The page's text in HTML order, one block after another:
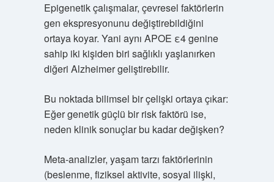
Epigenetik çalışmalar, çevresel faktörlerin
gen ekspresyonunu değiştirebildiğini
ortaya koyar. Yani aynı APOE ε4 genine
sahip iki kişiden biri sağlıklı yaşlanırken
diğeri Alzheimer geliştirebilir.
Bu noktada bilimsel bir çelişki ortaya çıkar:
Eğer genetik güçlü bir risk faktörü ise,
neden klinik sonuçlar bu kadar değişken?
Meta-analizler, yaşam tarzı faktörlerinin
(beslenme, fiziksel aktivite, sosyal ilişki,